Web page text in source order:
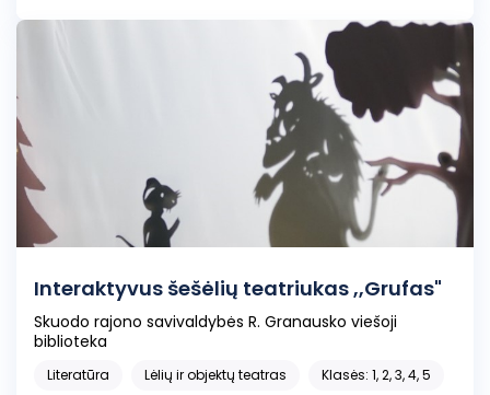
Interaktyvus šešėlių teatriukas ,,Grufas"
Skuodo rajono savivaldybės R. Granausko viešoji
biblioteka
Literatūra Lėlių ir objektų teatras Klasės: 1, 2, 3, 4, 5